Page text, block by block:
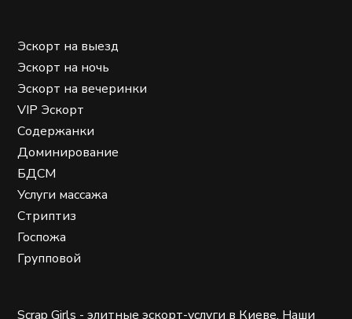
Эскорт на выезд
Эскорт на ночь
Эскорт на вечеринки
VIP Эскорт
Содержанки
Доминирование
БДСМ
Услуги массажа
Стриптиз
Госпожа
Групповой
Scrap Girls - элитные эскорт-услуги в Киеве. Наши